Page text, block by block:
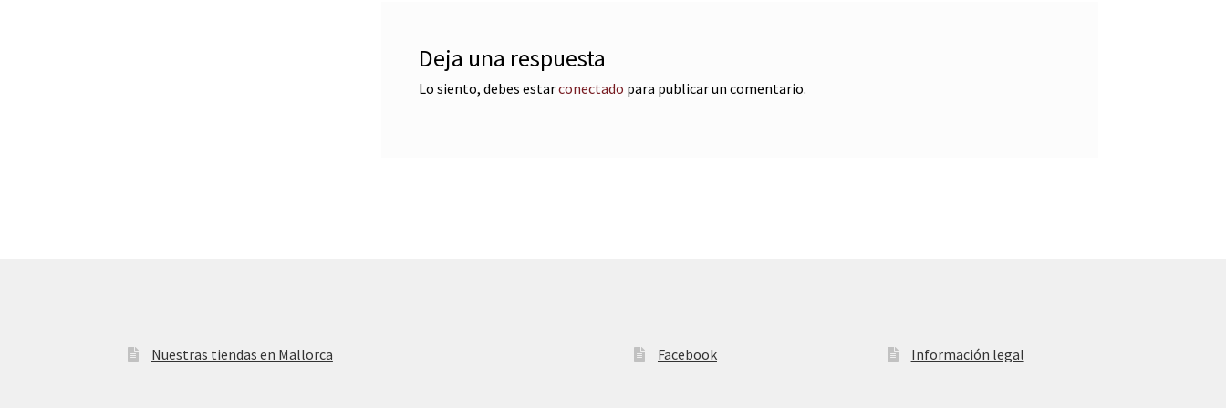
Deja una respuesta
Lo siento, debes estarconectado para publicar un comentario.
Nuestras tiendas en Mallorca Facebook Información legal